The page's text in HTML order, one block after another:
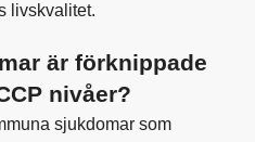
livskvalitet.
är förknippade
nivåer?
sjukdomar som